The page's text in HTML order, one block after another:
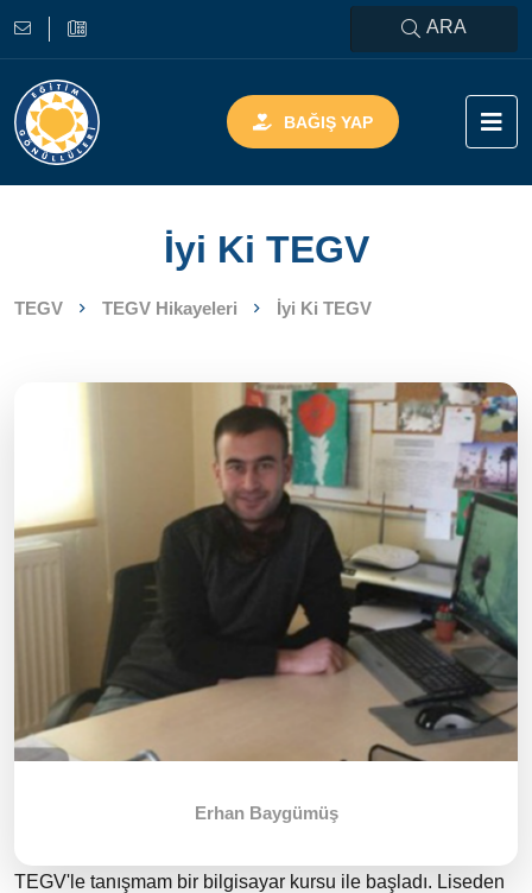
ARA
BAĞIŞ YAP
İyi Ki TEGV
TEGV TEGV Hikayeleri İyi Ki TEGV
Erhan Baygümüş
TEGV'le tanışmam bir bilgisayar kursu ile başladı. Liseden